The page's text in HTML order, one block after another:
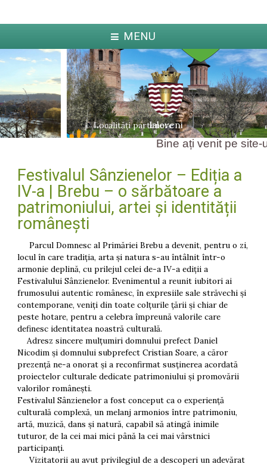
MENU
Localități partenere
Ialoveni
Bine ați venit pe site-
Festivalul Sânzienelor – Ediția a
IV-a | Brebu – o sărbătoare a
patrimoniului, artei și identității
românești
Parcul Domnesc al Primăriei Brebu a devenit, pentru o zi,
locul în care tradiția, arta și natura s-au întâlnit într-o
armonie deplină, cu prilejul celei de-a IV-a ediții a
Festivalului Sânzienelor. Evenimentul a reunit iubitori ai
frumosului autentic românesc, în expresiile sale străvechi și
contemporane, veniți din toate colțurile țării și chiar de
peste hotare, pentru a celebra împreună valorile care
definesc identitatea noastră culturală.
Adresz sincere mulțumiri domnului prefect Daniel
Nicodim și domnului subprefect Cristian Soare, a căror
prezență ne-a onorat și a reconfirmat susținerea acordată
proiectelor culturale dedicate patrimoniului și promovării
valorilor românești.
Festivalul Sânzienelor a fost conceput ca o experiență
culturală complexă, un melanj armonios între patrimoniu,
artă, muzică, dans și natură, capabil să atingă inimile
tuturor, de la cei mai mici până la cei mai vârstnici
participanți.
Vizitatorii au avut privilegiul de a descoperi un adevărat